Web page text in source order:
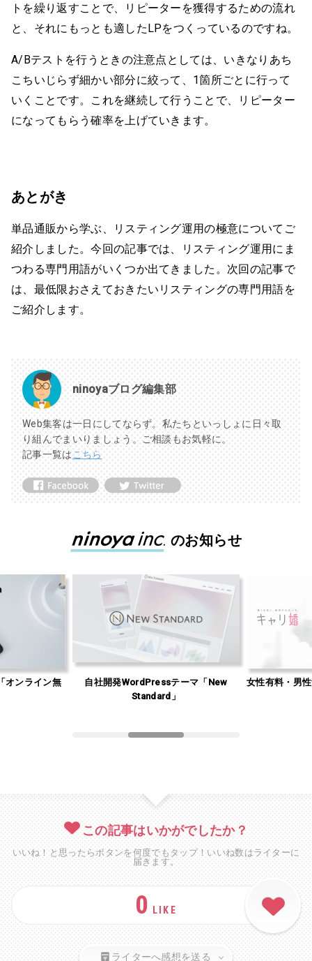
トを繰り返すことで、リピーターを獲得するための流れ
と、それにもっとも適したLPをつくっているのですね。
A/Bテストを行うときの注意点としては、いきなりあち
こちいじらず細かい部分に絞って、1箇所ごとに行って
いくことです。これを継続して行うことで、リピーター
になってもらう確率を上げていきます。
あとがき
単品通販から学ぶ、リスティング運用の極意についてご
紹介しました。今回の記事では、リスティング運用にま
つわる専門用語がいくつか出てきました。次回の記事で
は、最低限おさえておきたいリスティングの専門用語を
ご紹介します。
ninoyaブログ編集部
Web集客は一日にしてならず。私たちといっしょに日々取
り組んでまいりましょう。ご相談もお気軽に。
記事一覧はこちら
のお知らせ
オンライン無
自社開発WordPressテーマ「New
Standard」
女性有料・男
この記事はいかがでしたか？
いいね！と思ったらボタンを何度でもタップ！いいね数はライターに
届きます。
0 LIKE
ライターへ感想を送る